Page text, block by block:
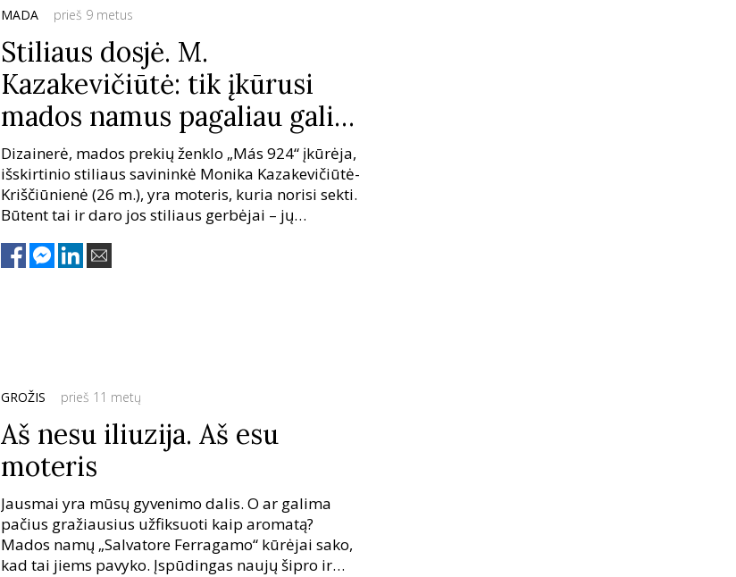
MADA prieš 9 metus
Stiliaus dosjė. M.
Kazakevičiūtė: tik įkūrusi
mados namus pagaliau galiu
atrodyti taip, kaip noriu
Dizainerė, mados prekių ženklo „Más 924“ įkūrėja,
išskirtinio stiliaus savininkė Monika Kazakevičiūtė-
Kriščiūnienė (26 m.), yra moteris, kuria norisi sekti.
Būtent tai ir daro jos stiliaus gerbėjai – jų
tūkstančių! Pačią Moniką įkvepia daugybė dalykų:
GROŽIS prieš 11 metų
Aš nesu iliuzija. Aš esu
moteris
Jausmai yra mūsų gyvenimo dalis. O ar galima
pačius gražiausius užfiksuoti kaip aromatą?
Mados namų „Salvatore Ferragamo“ kūrėjai sako,
kad tai jiems pavyko. Įspūdingas naujų šipro ir